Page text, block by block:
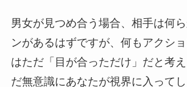
男女が見つめ合う場合、相手は何
ンがあるはずですが、何もアクシ
はただ「目が合っただけ」だと考
だ無意識にあなたが視界に入って